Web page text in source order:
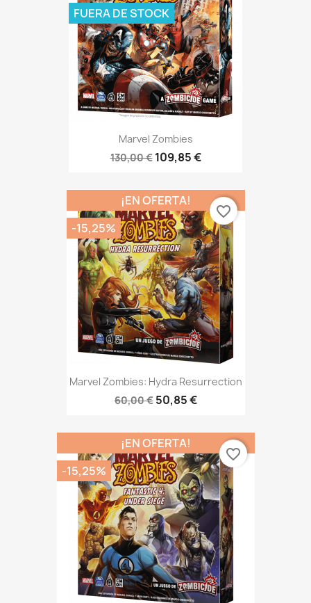
Marvel Zombies
130,00 € 109,85 €
FUERA DE STOCK
Marvel Zombies: Hydra Resurrection
60,00 € 50,85 €
¡EN OFERTA!
-15,25%
favorite_border
¡EN OFERTA!
-15,25%
favorite_border